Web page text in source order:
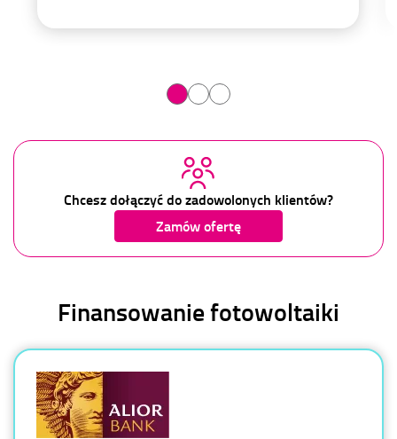
Chcesz dołączyć do zadowolonych klientów?
Zamów ofertę
Finansowanie fotowoltaiki